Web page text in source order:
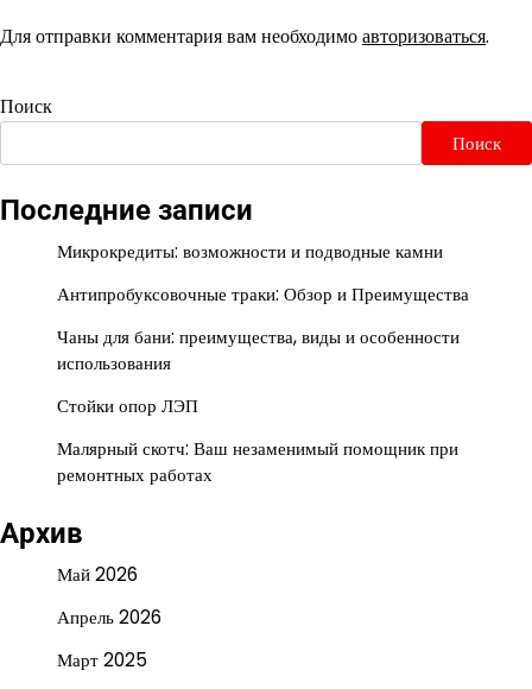
Для отправки комментария вам необходимоавторизоваться.
Поиск
Поиск
Последние записи
Микрокредиты: возможности и подводные камни
Антипробуксовочные траки: Обзор и Преимущества
Чаны для бани: преимущества, виды и особенности
использования
Стойки опор ЛЭП
Малярный скотч: Ваш незаменимый помощник при
ремонтных работах
Архив
Май 2026
Апрель 2026
Март 2025